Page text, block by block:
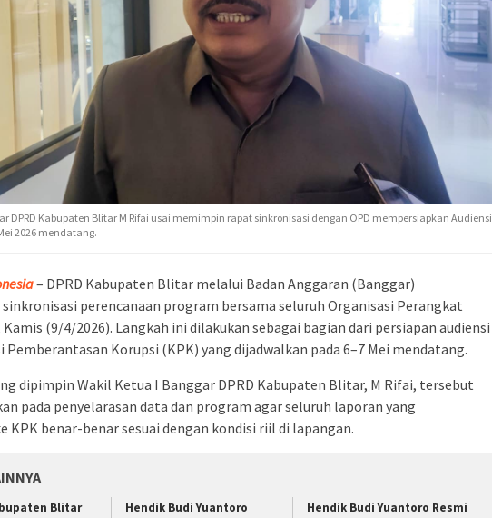
DPRD Kabupaten Blitar M Rifai usai memimpin rapat sinkronisasi dengan OPD mempersiapkan Audiensi
2026 mendatang.
– DPRD Kabupaten Blitar melalui Badan Anggaran (Banggar)
perencanaan program bersama seluruh Organisasi Perangkat
Kamis (9/4/2026). Langkah ini dilakukan sebagai bagian dari persiapan audiensi
Pemberantasan Korupsi (KPK) yang dijadwalkan pada 6–7 Mei mendatang.
dipimpin Wakil Ketua I Banggar DPRD Kabupaten Blitar, M Rifai, tersebut
pada penyelarasan data dan program agar seluruh laporan yang
KPK benar-benar sesuai dengan kondisi riil di lapangan.
Blitar
Hendik Budi Yuantoro
Hendik Budi Yuantoro Resmi